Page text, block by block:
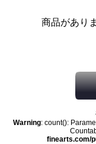
商品があり
Warning: count():
finearts.com/